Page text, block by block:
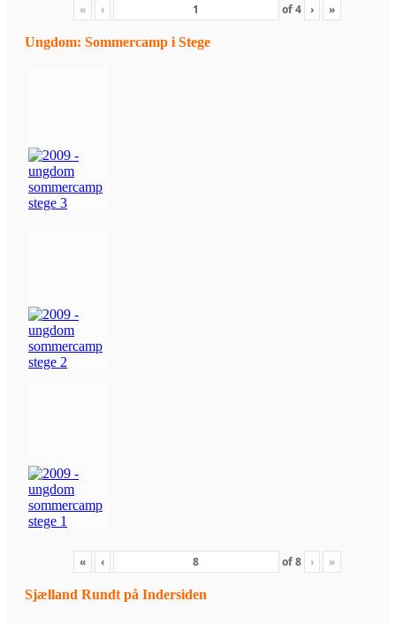
« ‹ of4 › »
Ungdom: Sommercamp i Stege
« ‹ of8 › »
Sjælland Rundt på Indersiden